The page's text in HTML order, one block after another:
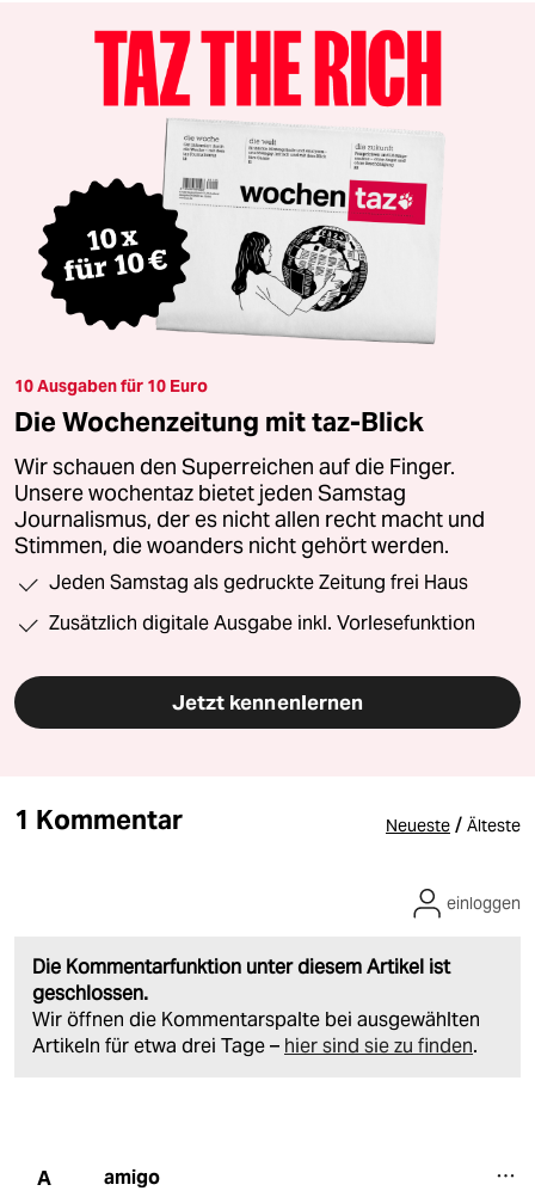
10 Ausgaben für 10 Euro
Die Wochenzeitung mit taz-Blick
Wir schauen den Superreichen auf die Finger.
Unsere wochentaz bietet jeden Samstag
Journalismus, der es nicht allen recht macht und
Stimmen, die woanders nicht gehört werden.
Jeden Samstag als gedruckte Zeitung frei Haus
Zusätzlich digitale Ausgabe inkl. Vorlesefunktion
Jetzt kennenlernen
1 Kommentar Neueste / Älteste
Die Kommentarfunktion unter diesem Artikel ist
geschlossen.
Wir öffnen die Kommentarspalte bei ausgewählten
Artikeln für etwa drei Tage – hier sind sie zu finden.
einloggen
A amigo